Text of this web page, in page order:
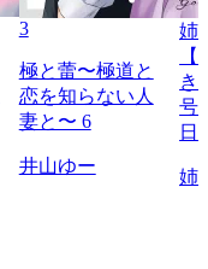
3
極と蕾〜極道と
恋を知らない人
妻と〜 6
井山ゆー
姉
き
号
日
姉